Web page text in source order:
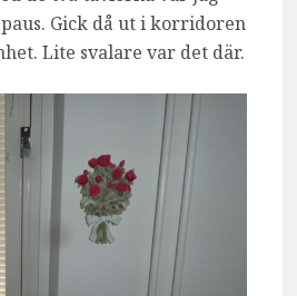
Gick då ut i korridoren
Lite svalare var det där.